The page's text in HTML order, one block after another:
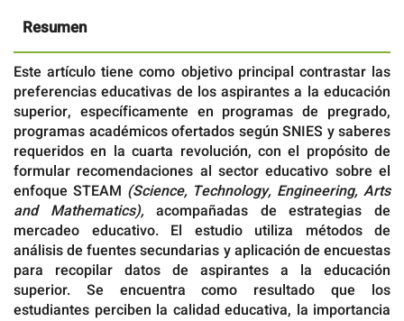
Resumen
Este artículo tiene como objetivo principal contrastar las
preferencias educativas de los aspirantes a la educación
superior, específicamente en programas de pregrado,
programas académicos ofertados según SNIES y saberes
requeridos en la cuarta revolución, con el propósito de
formular recomendaciones al sector educativo sobre el
enfoque STEAM (Science, Technology, Engineering, Arts
and Mathematics),acompañadas de estrategias de
mercadeo educativo. El estudio utiliza métodos de
análisis de fuentes secundarias y aplicación de encuestas
para recopilar datos de aspirantes a la educación
superior. Se encuentra como resultado que los
estudiantes perciben la calidad educativa, la importancia